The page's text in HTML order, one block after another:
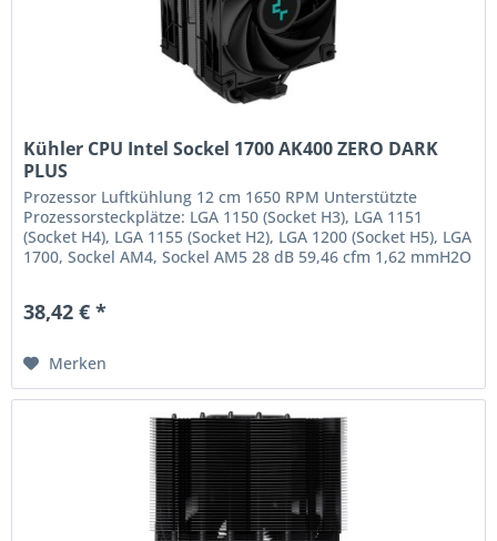
Kühler CPU Intel Sockel 1700 AK400 ZERO DARK
PLUS
Prozessor Luftkühlung 12 cm 1650 RPM Unterstützte
Prozessorsteckplätze: LGA 1150 (Socket H3), LGA 1151
(Socket H4), LGA 1155 (Socket H2), LGA 1200 (Socket H5), LGA
1700, Sockel AM4, Sockel AM5 28 dB 59,46 cfm 1,62 mmH2O
38,42 € *
Merken